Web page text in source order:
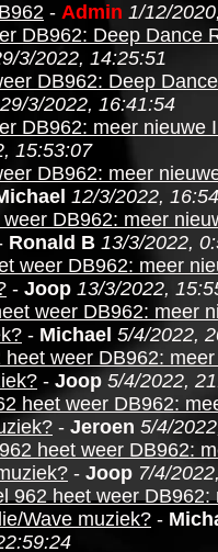
- Admin 1/12/
DB962: Deep Dance
3/2022, 14:25:51
DB962: Deep
29/3/2022, 16:41:54
DB962: meer nieuwe
15:53:07
DB962: meer
12/3/2022,
DB962: meer
Ronald B 13/3/2022,
weer DB962: meer
- Joop 13/3/2022,
weer DB962: meer
- Michael 5/4/2022,
heet weer DB962:
- Joop 5/4/2022,
heet weer DB962:
- Jeroen 5/4/
heet weer DB962:
- Joop 7/4/
962 heet weer DB962:
Wave muziek? -